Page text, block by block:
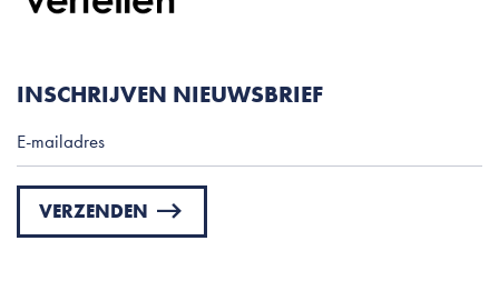
INSCHRIJVEN NIEUWSBRIEF
VERZENDEN